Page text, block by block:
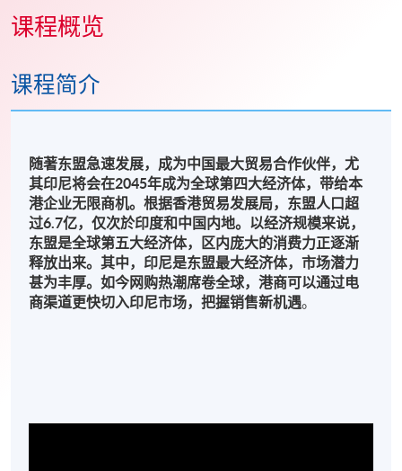
课程概览
课程简介
随著东盟急速发展，成为中国最大贸易合作伙伴，尤
其印尼将会在2045年成为全球第四大经济体，带给本
港企业无限商机。根据香港贸易发展局，东盟人口超
过6.7亿，仅次於印度和中国内地。以经济规模来说，
东盟是全球第五大经济体，区内庞大的消费力正逐渐
释放出来。其中，印尼是东盟最大经济体，市场潜力
甚为丰厚。如今网购热潮席卷全球，港商可以通过电
商渠道更快切入印尼市场，把握销售新机遇。